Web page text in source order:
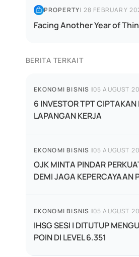
PROPERTY| 28 FEBRUARY
Facing Another Year of
BERITA TERKAIT
EKONOMI BISNIS |05 AUGUST
6 INVESTOR TPT CIPTAKAN
LAPANGAN KERJA
EKONOMI BISNIS |05 AUGUST
OJK MINTA PINDAR
DEMI JAGA KEPERCAYAAN
EKONOMI BISNIS |05 AUGUST
IHSG SESI I DITUTUP
POIN DI LEVEL 6.351